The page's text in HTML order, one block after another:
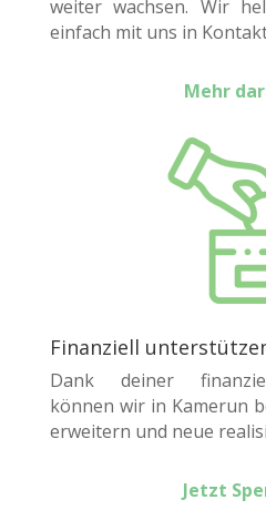
weiter wachsen. Wir
einfach mit uns in
Mehr
Finanziell
Dank deiner
können wir in Kamerun
erweitern und neue
Jetzt